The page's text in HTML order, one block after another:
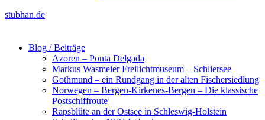
stubhan.de
Blog / Beiträge
Azoren – Ponta Delgada
Markus Wasmeier Freilichtmuseum – Schliersee
Gothmund – ein Rundgang in der alten Fischersiedlung
Norwegen – Bergen-Kirkenes-Bergen – Die klassische
Postschiffroute
Rapsblüte an der Ostsee in Schleswig-Holstein